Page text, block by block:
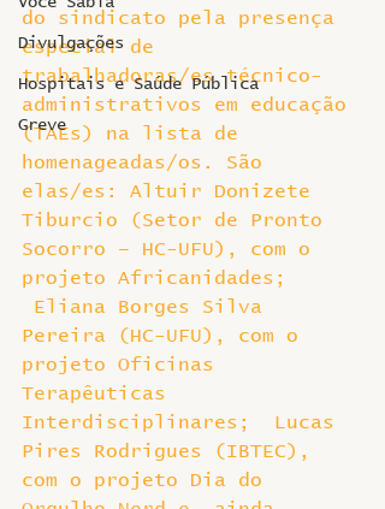
Divulgações
Hospitais e Saúde Pública
Greve
do sindicato pela presença
especial de
trabalhadoras/es técnico-
administrativos em educação
(TAEs) na lista de
homenageadas/os. São
elas/es: Altuir Donizete
Tiburcio (Setor de Pronto
Socorro – HC-UFU), com o
projeto Africanidades;
Eliana Borges Silva
Pereira (HC-UFU), com o
projeto Oficinas
Terapêuticas
Interdisciplinares;  Lucas
Pires Rodrigues (IBTEC),
com o projeto Dia do